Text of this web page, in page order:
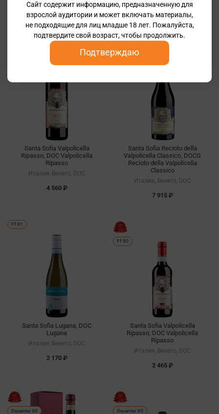
2 580 ₽ Италия, Венето, DOC
11 175 ₽
Santa Sofia Valpolicella
Ripasso, DOC Valpolicella
Ripasso
Италия, Венето, DOC
4 560 ₽
Santa Sofia Recioto della
Valpolicella Classico, DOCG
Recioto della Valpolicella
Classico
Италия, Венето, DOC
7 915 ₽
Ff 91
Santa Sofia Lugana, DOC
Lugana
Италия, Венето, DOC
2 170 ₽
Ff 90
Santa Sofia Valpolicella
Ripasso, DOC Valpolicella
Ripasso
Италия, Венето, DOC
2 465 ₽
Decanter 90 Decanter 90
Сайт содержит информацию, предназначенную для
взрослой аудитории и может включать материалы,
не подходящие для лиц младше 18 лет. Пожалуйста,
подтвердите свой возраст, чтобы продолжить.
Подтверждаю